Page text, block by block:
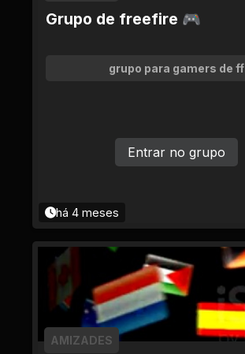
Grupo de freefire 🎮
grupo para gamers de ff
há 4 meses
Entrar no grupo
AMIZADES